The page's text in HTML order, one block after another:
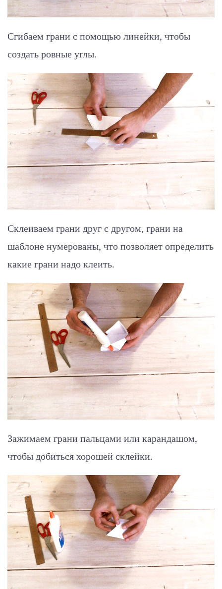
Сгибаем грани с помощью линейки, чтобы
создать ровные углы.
Склеиваем грани друг с другом, грани на
шаблоне нумерованы, что позволяет определить
какие грани надо клеить.
Зажимаем грани пальцами или карандашом,
чтобы добиться хорошей склейки.